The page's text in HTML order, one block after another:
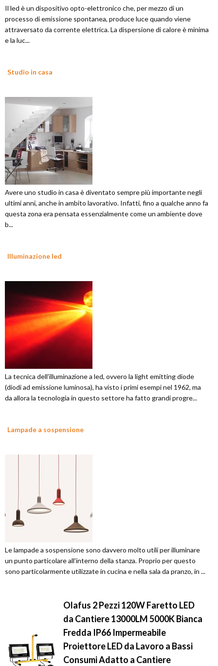
Il led è un dispositivo opto-elettronico che, per mezzo di un
processo di emissione spontanea, produce luce quando viene
attraversato da corrente elettrica. La dispersione di calore è minima
e la luc...
Studio in casa
Avere uno studio in casa è diventato sempre più importante negli
ultimi anni, anche in ambito lavorativo. Infatti, fino a qualche anno fa
questa zona era pensata essenzialmente come un ambiente dove
b...
Illuminazione led
La tecnica dell'illuminazione a led, ovvero la light emitting diode
(diodi ad emissione luminosa), ha visto i primi esempi nel 1962, ma
da allora la tecnologia in questo settore ha fatto grandi progre...
Lampade a sospensione
Le lampade a sospensione sono davvero molto utili per illuminare
un punto particolare all'interno della stanza. Proprio per questo
sono particolarmente utilizzate in cucina e nella sala da pranzo, in ...
Olafus 2 Pezzi 120W Faretto LED
da Cantiere 13000LM 5000K Bianca
Fredda IP66 Impermeabile
Proiettore LED da Lavoro a Bassi
Consumi Adatto a Cantiere